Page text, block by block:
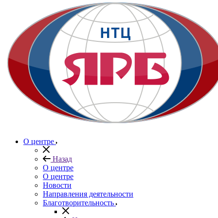
О центре
Назад
О центре
О центре
Новости
Направления деятельности
Благотворительность